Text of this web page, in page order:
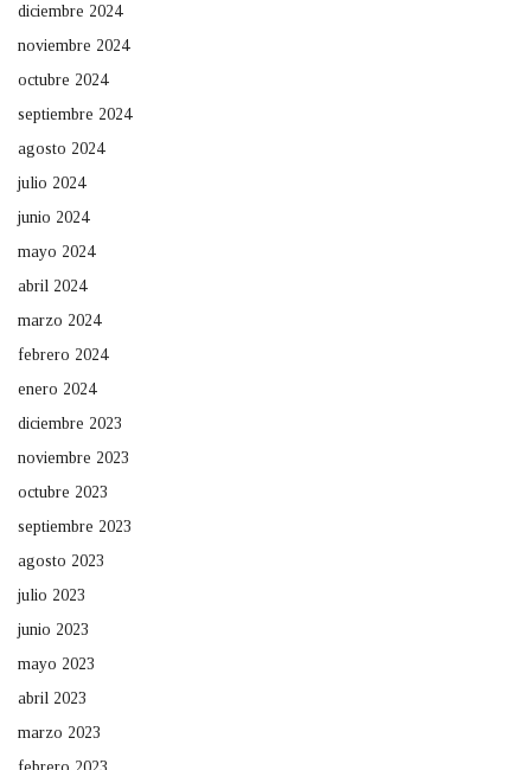
diciembre 2024
noviembre 2024
octubre 2024
septiembre 2024
agosto 2024
julio 2024
junio 2024
mayo 2024
abril 2024
marzo 2024
febrero 2024
enero 2024
diciembre 2023
noviembre 2023
octubre 2023
septiembre 2023
agosto 2023
julio 2023
junio 2023
mayo 2023
abril 2023
marzo 2023